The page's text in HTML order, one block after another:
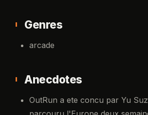
Genres
arcade
Anecdotes
OutRun a ete concu par Yu